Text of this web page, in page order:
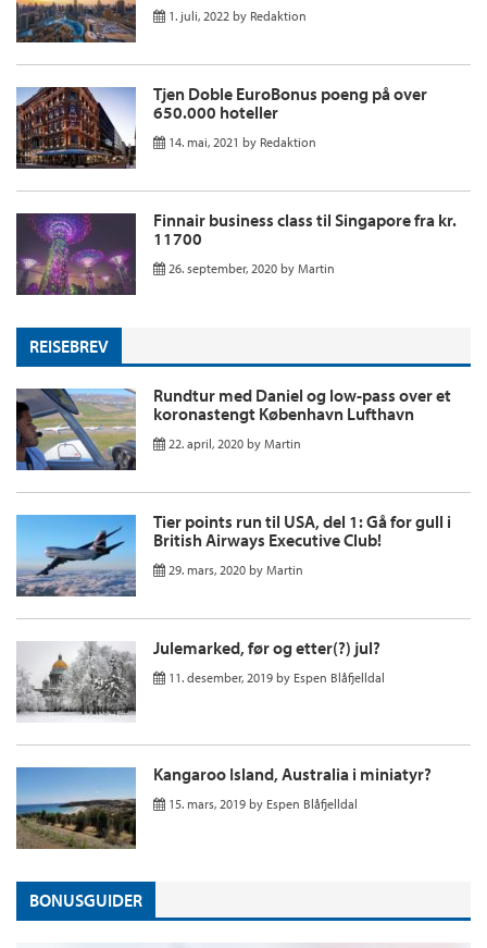
1. juli, 2022 by Redaktion
Tjen Doble EuroBonus poeng på over
650.000 hoteller
14. mai, 2021 by Redaktion
Finnair business class til Singapore fra kr.
11700
26. september, 2020 by Martin
REISEBREV
Rundtur med Daniel og low-pass over et
koronastengt København Lufthavn
22. april, 2020 by Martin
Tier points run til USA, del 1: Gå for gull i
British Airways Executive Club!
29. mars, 2020 by Martin
Julemarked, før og etter(?) jul?
11. desember, 2019 by Espen Blåfjelldal
Kangaroo Island, Australia i miniatyr?
15. mars, 2019 by Espen Blåfjelldal
BONUSGUIDER